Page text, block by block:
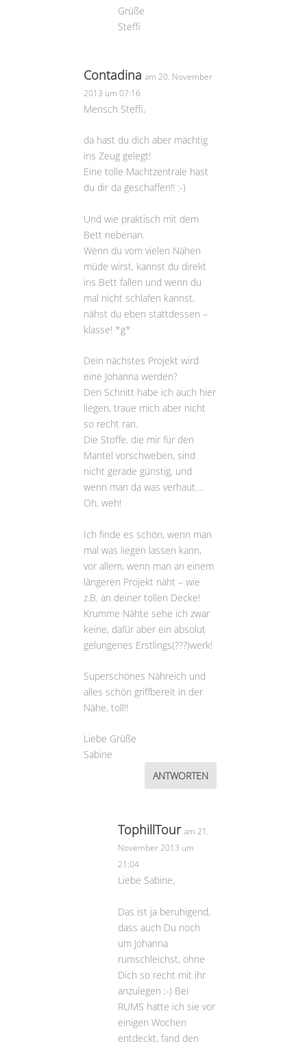
Grüße
Steffi
Contadina am 20. November
2013 um 07:16
Mensch Steffi,
da hast du dich aber mächtig
ins Zeug gelegt!
Eine tolle Machtzentrale hast
du dir da geschaffen!! :-)
Und wie praktisch mit dem
Bett nebenan.
Wenn du vom vielen Nähen
müde wirst, kannst du direkt
ins Bett fallen und wenn du
mal nicht schlafen kannst,
nähst du eben stattdessen –
klasse! *g*
Dein nächstes Projekt wird
eine Johanna werden?
Den Schnitt habe ich auch hier
liegen, traue mich aber nicht
so recht ran.
Die Stoffe, die mir für den
Mantel vorschweben, sind
nicht gerade günstig, und
wenn man da was verhaut….
Oh, weh!
Ich finde es schön, wenn man
mal was liegen lassen kann,
vor allem, wenn man an einem
längeren Projekt näht – wie
z.B. an deiner tollen Decke!
Krumme Nähte sehe ich zwar
keine, dafür aber ein absolut
gelungenes Erstlings(???)werk!
Superschönes Nähreich und
alles schön griffbereit in der
Nähe, toll!!
Liebe Grüße
Sabine
ANTWORTEN
TophillTour am 21.
November 2013 um
21:04
Liebe Sabine,
Das ist ja beruhigend,
dass auch Du noch
um Johanna
rumschleichst, ohne
Dich so recht mit ihr
anzulegen ;-) Bei
RUMS hatte ich sie vor
einigen Wochen
entdeckt, fand den